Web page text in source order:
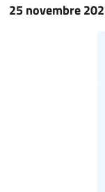
25 novembre